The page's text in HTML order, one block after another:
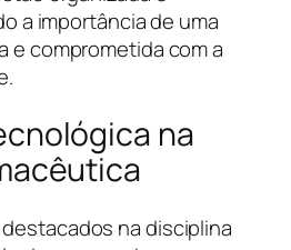
a importância de uma
e comprometida com a
na
na disciplina